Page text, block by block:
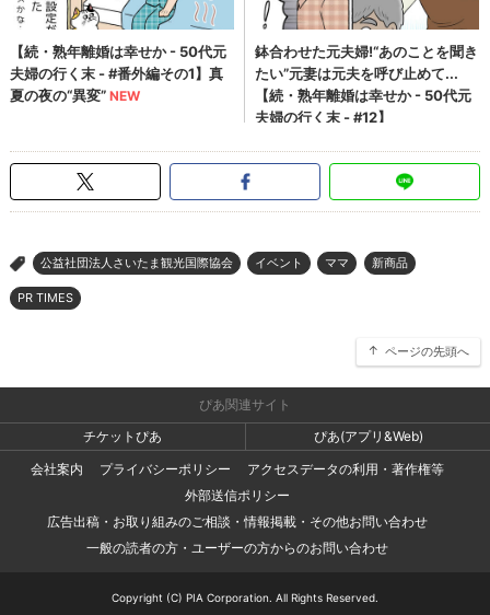
> 公益社団法人さいたま観光国際協会 イベント ママ 新商品
PR TIMES
ページの先頭へ
ぴあ関連サイト
チケットぴあ
ぴあ(アプリ&Web)
会社案内
プライバシーポリシー
アクセスデータの利用・著作権等
外部送信ポリシー
広告出稿・お取り組みのご相談・情報掲載・その他お問い合わせ
一般の読者の方・ユーザーの方からのお問い合わせ
Copyright (C) PIA Corporation. All Rights Reserved.